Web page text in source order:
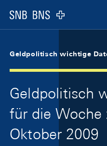
Logo
Geldpolitisch wichtige
Geldpolitisch
für die Woche
Oktober 2009